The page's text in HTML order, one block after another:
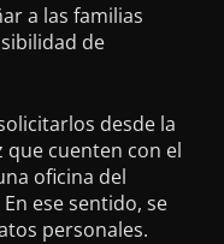
a las familias
de
desde la
que cuenten con el
oficina del
ese sentido, se
personales.